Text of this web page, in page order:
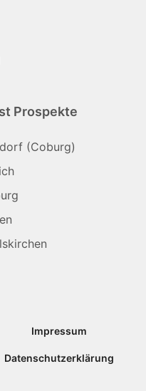
Prospekte
(Coburg)
Impressum
Datenschutzerklärung